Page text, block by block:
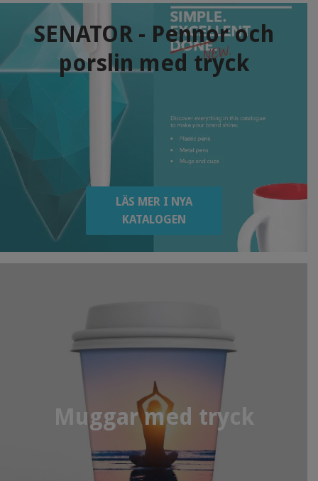
SENATOR - Pennor och
porslin med tryck
LÄS MER I NYA
KATALOGEN
Muggar med tryck